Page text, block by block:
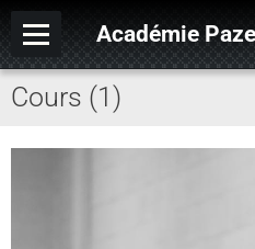
Académie
Contact
Cours (1)